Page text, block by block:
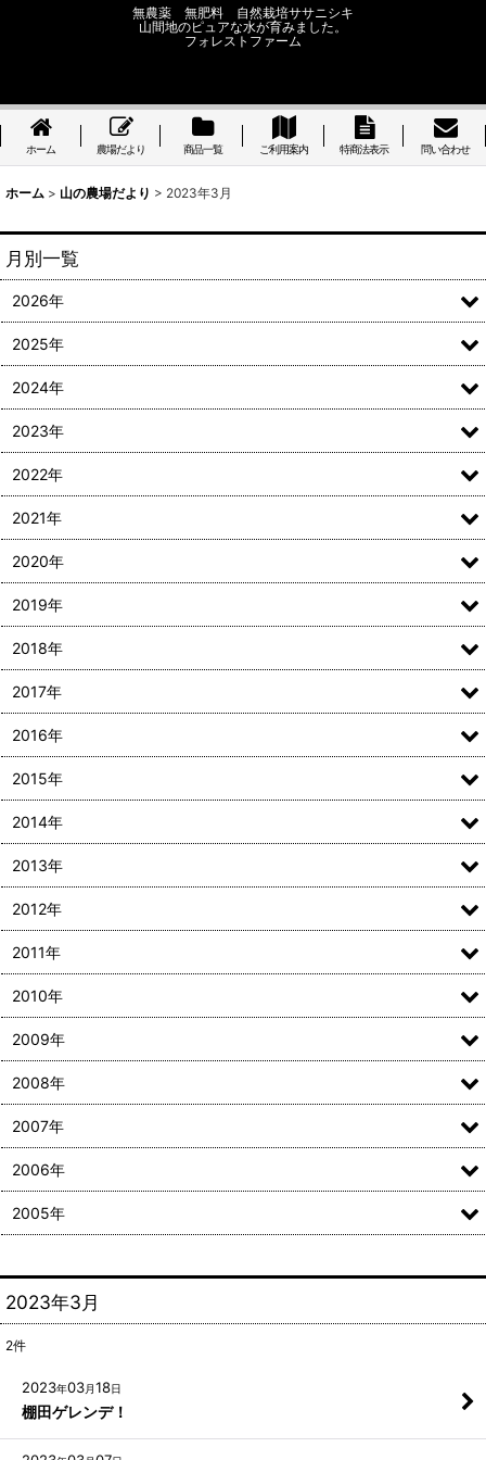
無農薬 無肥料 自然栽培ササニシキ
山間地のピュアな水が育みました。
フォレストファーム
ホーム 農場だより 商品一覧 ご利用案内 特商法表示 問い合わせ
ホーム > 山の農場だより > 2023年3月
2023年3月
2件
2023年03月18日
棚田ゲレンデ！
月別一覧
2026年
2025年
2024年
2023年
2022年
2021年
2020年
2019年
2018年
2017年
2016年
2015年
2014年
2013年
2012年
2011年
2010年
2009年
2008年
2007年
2006年
2005年